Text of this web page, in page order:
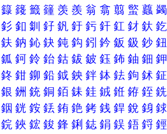
籙籛籤籦 羡羨翁翕翦螸蠤
釤釦釧釨釩釪釫釬釭釮釱
鈇鈉鈊鈌鈍鈎鈏鈐鈑鈒鈔
鈲鈳鈴鈶鈷鈸鈹鈺鈽鈾鈿
鉖鉗鉚鉛鉞鉠鉡鉢鉣鉤鉥
銀銂銃銅銆銇銈銊銋銌銍
銦銧銨銩銪銫銬銭銲銳銵
鋎鋏鋐鋑鋒鋓鋕鋗鋘鋙鋝